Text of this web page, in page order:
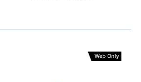
Web Only